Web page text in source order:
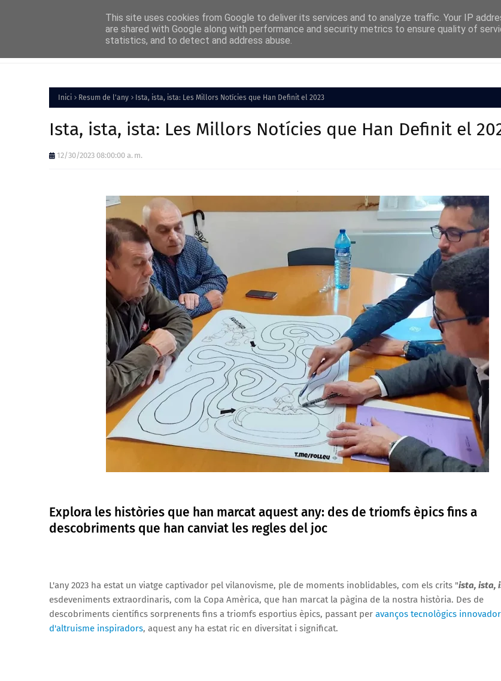
Inici Política
Inici Resum de l'any Ista, ista, ista: Les Millors Notícies que Han Definit el 2023
Ista, ista, ista: Les Millors Notícies que Han Definit el
12/30/2023 08:00:00 a. m.
Explora les històries que han marcat aquest any: des de triomfs èpics fins a
descobriments que han canviat les regles del joc
L'any 2023 ha estat un viatge captivador pel vilanovisme, ple de moments inoblidables, com els crits "ista, ista,
esdeveniments extraordinaris, com la Copa Amèrica, que han marcat la pàgina de la nostra història. Des de
descobriments científics sorprenents fins a triomfs esportius èpics, passant per avanços tecnològics
d'altruisme inspiradors, aquest any ha estat ric en diversitat i significat.
This site uses cookies from Google to deliver its services and to analyze traffic. Your IP
are shared with Google along with performance and security metrics to ensure quality of
statistics, and to detect and address abuse.